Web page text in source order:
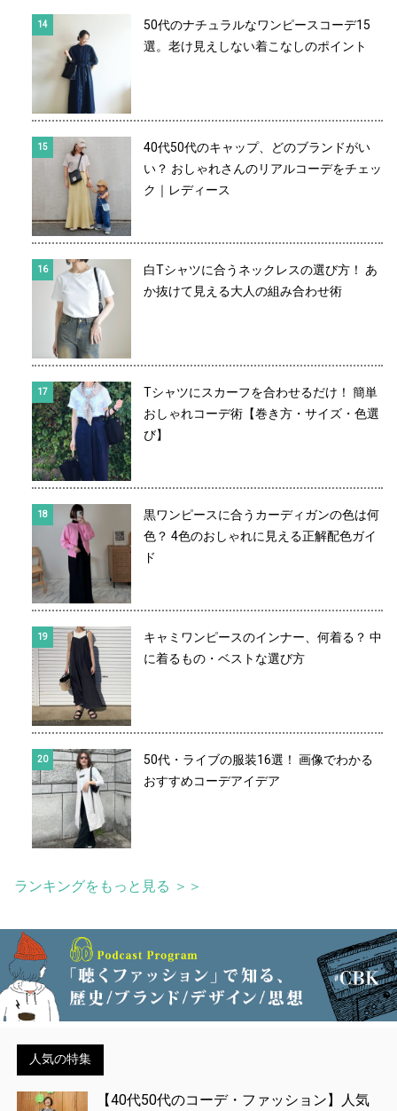
50代のナチュラルなワンピースコーデ15
選。老け見えしない着こなしのポイント
40代50代のキャップ、どのブランドがい
い？ おしゃれさんのリアルコーデをチェッ
ク｜レディース
白Tシャツに合うネックレスの選び方！ あ
か抜けて見える大人の組み合わせ術
Tシャツにスカーフを合わせるだけ！ 簡単
おしゃれコーデ術【巻き方・サイズ・色選
び】
黒ワンピースに合うカーディガンの色は何
色？ 4色のおしゃれに見える正解配色ガイ
ド
キャミワンピースのインナー、何着る？ 中
に着るもの・ベストな選び方
50代・ライブの服装16選！ 画像でわかる
おすすめコーデアイデア
ランキングをもっと見る ＞＞
人気の特集
【40代50代のコーデ・ファッション】人気